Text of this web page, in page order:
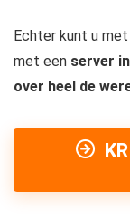
Echter kunt u
met een server
over heel de